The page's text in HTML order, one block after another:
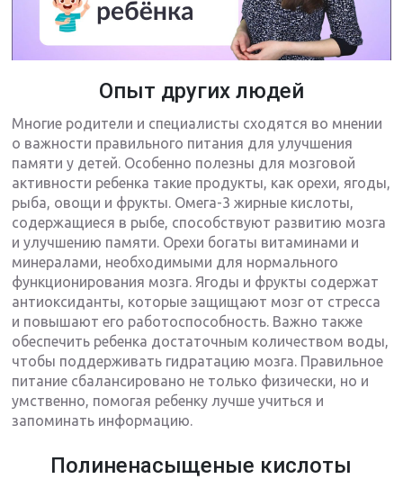
Опыт других людей
Многие родители и специалисты сходятся во мнении
о важности правильного питания для улучшения
памяти у детей. Особенно полезны для мозговой
активности ребенка такие продукты, как орехи, ягоды,
рыба, овощи и фрукты. Омега-3 жирные кислоты,
содержащиеся в рыбе, способствуют развитию мозга
и улучшению памяти. Орехи богаты витаминами и
минералами, необходимыми для нормального
функционирования мозга. Ягоды и фрукты содержат
антиоксиданты, которые защищают мозг от стресса
и повышают его работоспособность. Важно также
обеспечить ребенка достаточным количеством воды,
чтобы поддерживать гидратацию мозга. Правильное
питание сбалансировано не только физически, но и
умственно, помогая ребенку лучше учиться и
запоминать информацию.
Полиненасыщеные кислоты